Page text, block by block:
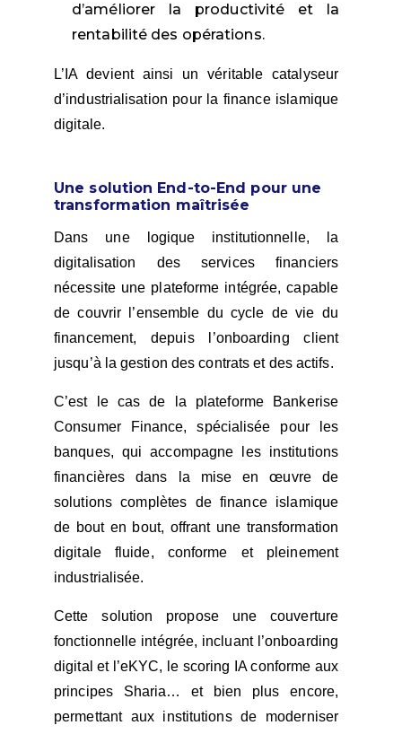
d’améliorer la productivité et la
rentabilité des opérations.
L’IA devient ainsi un véritable catalyseur
d’industrialisation pour la finance islamique
digitale.
Une solution End-to-End pour une
transformation maîtrisée
Dans une logique institutionnelle, la
digitalisation des services financiers
nécessite une plateforme intégrée, capable
de couvrir l’ensemble du cycle de vie du
financement, depuis l’onboarding client
jusqu’à la gestion des contrats et des actifs.
C’est le cas de la plateforme Bankerise
Consumer Finance, spécialisée pour les
banques, qui accompagne les institutions
financières dans la mise en œuvre de
solutions complètes de finance islamique
de bout en bout, offrant une transformation
digitale fluide, conforme et pleinement
industrialisée.
Cette solution propose une couverture
fonctionnelle intégrée, incluant l’onboarding
digital et l’eKYC, le scoring IA conforme aux
principes Sharia… et bien plus encore,
permettant aux institutions de moderniser